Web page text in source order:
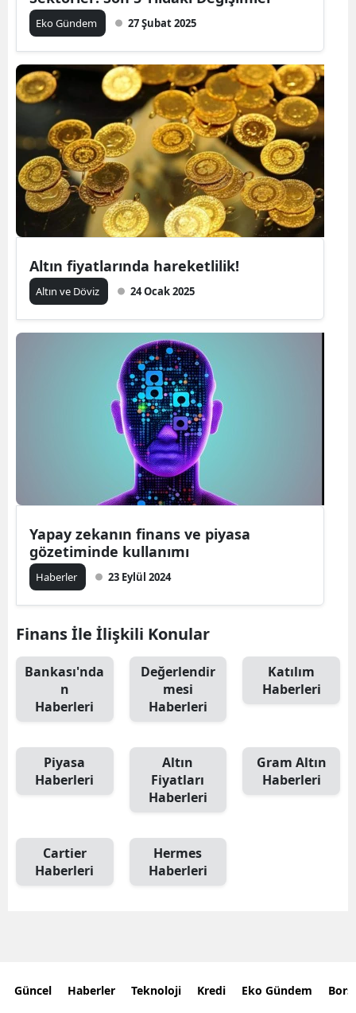
Eko Gündem 27 Şubat 2025
Altın fiyatlarında hareketlilik!
Altın ve Döviz 24 Ocak 2025
Yapay zekanın finans ve piyasa
gözetiminde kullanımı
Haberler 23 Eylül 2024
Finans İle İlişkili Konular
Bankası'nda
n
Haberleri
Değerlendir
mesi
Haberleri
Katılım
Haberleri
Piyasa
Haberleri
Altın
Fiyatları
Haberleri
Gram Altın
Haberleri
Cartier
Haberleri
Hermes
Haberleri
Güncel Haberler Teknoloji Kredi Eko Gündem